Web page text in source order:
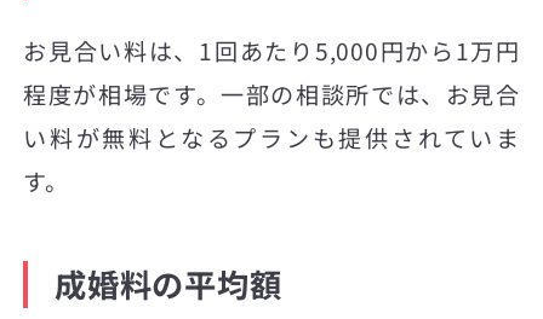
お見合い料は、1回あたり5,000円から1万円
程度が相場です。一部の相談所では、お見合
い料が無料となるプランも提供されていま
す。
成婚料の平均額